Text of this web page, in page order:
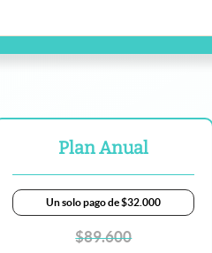
Plan Anual
Un solo pago de $32.000
$89.600